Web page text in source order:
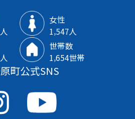
女性
1‚547人
世帯数
1‚654世帯
町公式SNS